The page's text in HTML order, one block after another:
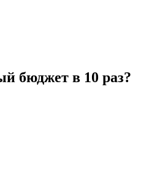
бюджет в 10 раз?